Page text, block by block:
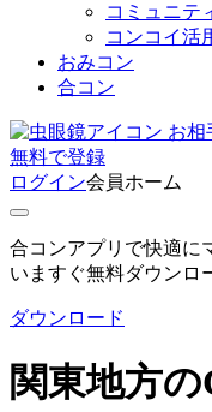
コミュニテ
コンコイ活
おみコン
合コン
お相
無料で登録
ログイン会員ホーム
合コンアプリで快適に
いますぐ無料ダウンロ
ダウンロード
関東地方